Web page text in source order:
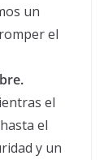
un
el
el
el
y un